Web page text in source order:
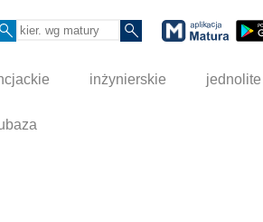
inżynierskie jednolite